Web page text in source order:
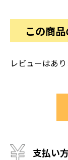
この商
レビューはあり
支払い